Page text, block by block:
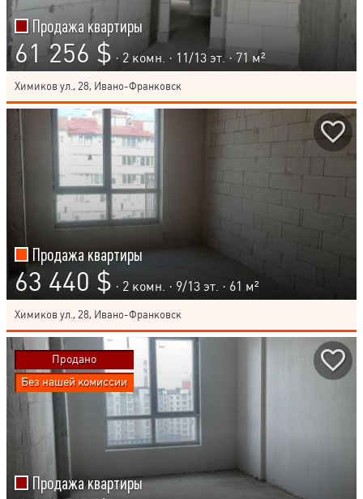
Продажа квартиры
61 256 $ · 2 комн. · 11/13 эт. · 71 м²
Химиков ул., 28, Ивано-Франковск
Продажа квартиры
63 440 $ · 2 комн. · 9/13 эт. · 61 м²
Химиков ул., 28, Ивано-Франковск
Продажа квартиры
Продано
Без нашей комиссии